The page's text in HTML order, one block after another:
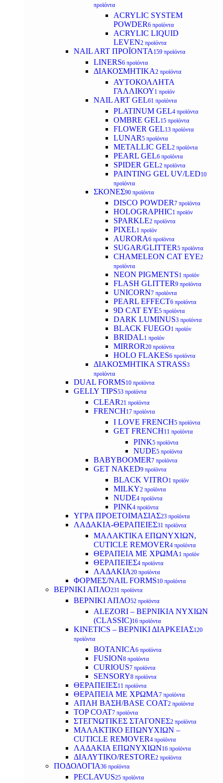
προϊόντα
ACRYLIC SYSTEM
POWDER6 προϊόντα
ACRYLIC LIQUID
LEVEN2 προϊόντα
NAIL ART ΠΡΟΪΟΝΤΑ 159 προϊόντα
LINERS6 προϊόντα
ΔΙΑΚΟΣΜΗΤΙΚΑ2 προϊόντα
ΑΥΤΟΚΟΛΛΗΤΑ
ΓΑΛΛΙΚΟΥ1 προϊόν
NAIL ART GEL61 προϊόντα
PLATINUM GEL4 προϊόντα
OMBRE GEL15 προϊόντα
FLOWER GEL13 προϊόντα
LUNAR5 προϊόντα
METALLIC GEL2 προϊόντα
PEARL GEL6 προϊόντα
SPIDER GEL2 προϊόντα
PAINTING GEL UV/LED10
προϊόντα
ΣΚΟΝΕΣ90 προϊόντα
DISCO POWDER7 προϊόντα
HOLOGRAPHIC1 προϊόν
SPARKLE2 προϊόντα
PIXEL1 προϊόν
AURORA6 προϊόντα
SUGAR/GLITTER5 προϊόντα
CHAMELEON CAT EYE2
προϊόντα
NEON PIGMENTS1 προϊόν
FLASH GLITTER9 προϊόντα
UNICORN7 προϊόντα
PEARL EFFECT6 προϊόντα
9D CAT EYE5 προϊόντα
DARK LUMINUS3 προϊόντα
BLACK FUEGO1 προϊόν
BRIDAL1 προϊόν
MIRROR20 προϊόντα
HOLO FLAKES6 προϊόντα
ΔΙΑΚΟΣΜΗΤΙΚΑ STRASS3
προϊόντα
DUAL FORMS10 προϊόντα
GELLY TIPS53 προϊόντα
CLEAR21 προϊόντα
FRENCH17 προϊόντα
I LOVE FRENCH5 προϊόντα
GET FRENCH11 προϊόντα
PINK5 προϊόντα
NUDE5 προϊόντα
BABYBOOMER7 προϊόντα
GET NAKED9 προϊόντα
BLACK VITRO1 προϊόν
MILKY2 προϊόντα
NUDE4 προϊόντα
PINK4 προϊόντα
ΥΓΡΑ ΠΡΟΕΤΟΙΜΑΣΙΑΣ23 προϊόντα
ΛΑΔΑΚΙΑ-ΘΕΡΑΠΕΙΕΣ31 προϊόντα
ΜΑΛΑΚΤΙΚΑ ΕΠΩΝΥΧΙΩΝ,
CUTICLE REMOVER4 προϊόντα
ΘΕΡΑΠΕΙΑ ΜΕ ΧΡΩΜΑ 1 προϊόν
ΘΕΡΑΠΕΙΕΣ4 προϊόντα
ΛΑΔΑΚΙΑ20 προϊόντα
ΦΟΡΜΕΣ/NAIL FORMS10 προϊόντα
ΒΕΡΝΙΚΙ ΑΠΛΟ231 προϊόντα
ΒΕΡΝΙΚΙ ΑΠΛΟ52 προϊόντα
ALEZORI – ΒΕΡΝΙΚΙΑ ΝΥΧΙΩΝ
(CLASSIC)16 προϊόντα
KINETICS – ΒΕΡΝΙΚΙ ΔΙΑΡΚΕΙΑΣ120
προϊόντα
BOTANICA6 προϊόντα
FUSION8 προϊόντα
CURIOUS7 προϊόντα
SENSORY8 προϊόντα
ΘΕΡΑΠΕΙΕΣ11 προϊόντα
ΘΕΡΑΠΕΙΑ ΜΕ ΧΡΩΜΑ7 προϊόντα
ΑΠΛΗ ΒΑΣΗ/BASE COAT2 προϊόντα
TOP COAT7 προϊόντα
ΣΤΕΓΝΩΤΙΚΕΣ ΣΤΑΓΟΝΕΣ2 προϊόντα
ΜΑΛΑΚΤΙΚΟ ΕΠΩΝΥΧΙΩΝ –
CUTICLE REMOVER4 προϊόντα
ΛΑΔΑΚΙΑ ΕΠΩΝΥΧΙΩΝ16 προϊόντα
ΔΙΑΛΥΤΙΚΟ/RESTORE2 προϊόντα
ΠΟΔΟΛΟΓΙΑ36 προϊόντα
PECLAVUS25 προϊόντα